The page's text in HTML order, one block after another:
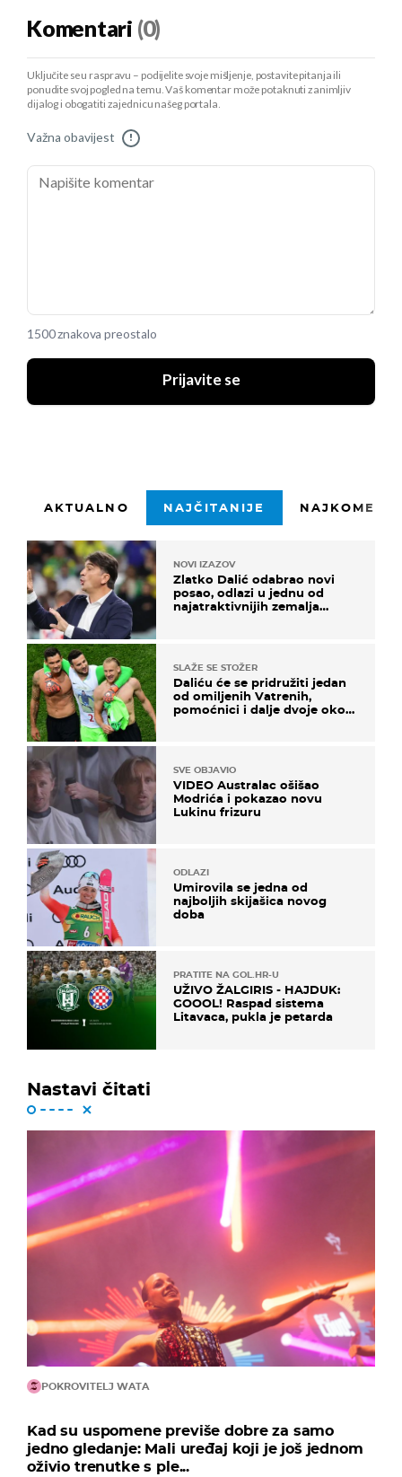
Komentari (0)
Uključite se u raspravu – podijelite svoje mišljenje, postavite pitanja ili
ponudite svoj pogled na temu. Vaš komentar može potaknuti zanimljiv
dijalog i obogatiti zajednicu našeg portala.
Važna obavijest !
1500 znakova preostalo
Prijavite se
AKTUALNO NAJČITANIJE
NOVI IZAZOV
Zlatko Dalić odabrao novi
posao, odlazi u jednu od
najatraktivnijih zemalja
SLAŽE SE STOŽER
Daliću će se pridružiti jedan
od omiljenih Vatrenih,
pomoćnici i dalje dvoje oko
SVE OBJAVIO
VIDEO Australac ošišao
Modrića i pokazao novu
Lukinu frizuru
ODLAZI
Umirovila se jedna od
najboljih skijašica novog
doba
PRATITE NA GOL.HR-U
UŽIVO ŽALGIRIS - HAJDUK:
GOOOL! Raspad sistema
Litavaca, pukla je petarda
Nastavi čitati
POKROVITELJ WATA
Kad su uspomene previše dobre za samo
jedno gledanje: Mali uređaj koji je još jednom
oživio trenutke s ple...